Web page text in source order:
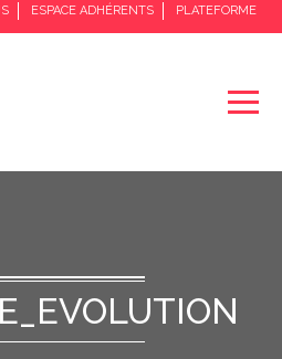
ESPACE ADHÉRENTS PLATEFORME